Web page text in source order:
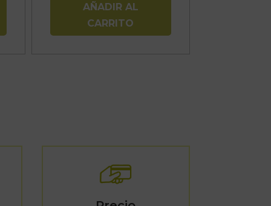
AÑADIR AL
CARRITO